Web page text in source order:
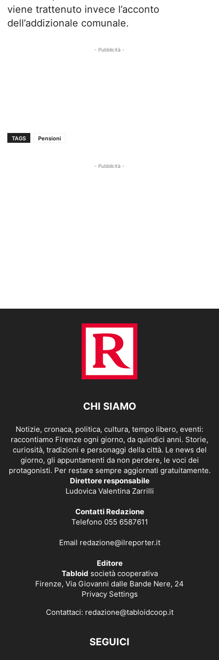
viene trattenuto invece l’acconto
dell’addizionale comunale.
- Pubblicità -
TAGS Pensioni
- Pubblicità -
CHI SIAMO
Notizie, cronaca, politica, cultura, tempo libero, eventi:
raccontiamo Firenze ogni giorno, da quindici anni. Storie,
curiosità, tradizioni e personaggi della città. Le news del
giorno, gli appuntamenti da non perdere, le voci dei
protagonisti. Per restare sempre aggiornati gratuitamente.
Direttore responsabile
Ludovica Valentina Zarrilli
Contatti Redazione
Telefono 055 6587611
Email redazione@ilreporter.it
Editore
Tabloid società cooperativa
Firenze, Via Giovanni dalle Bande Nere, 24
Privacy Settings
Contattaci: redazione@tabloidcoop.it
SEGUICI